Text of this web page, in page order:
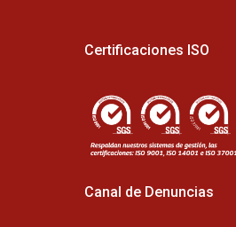
Certificaciones ISO
Canal de Denuncias